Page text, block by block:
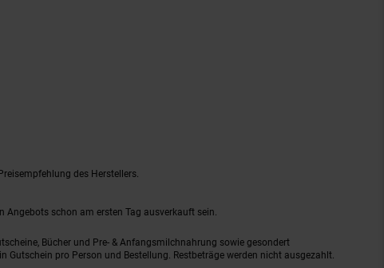
des Herstellers.
Angebots schon am ersten Tag ausverkauft sein.
Bücher und Pre- & Anfangsmilchnahrung sowie gesondert
pro Person und Bestellung. Restbeträge werden nicht ausgezahlt.